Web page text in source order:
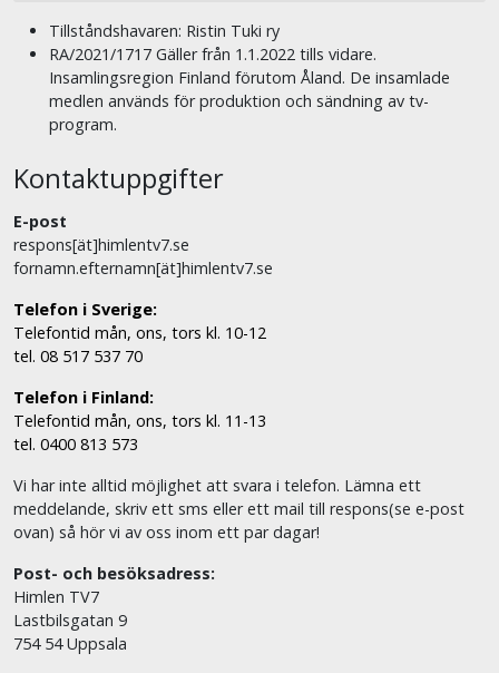
Tillståndshavaren: Ristin Tuki ry
RA/2021/1717 Gäller från 1.1.2022 tills vidare.
Insamlingsregion Finland förutom Åland. De insamlade
medlen används för produktion och sändning av tv-
program.
Kontaktuppgifter
E-post
respons[ät]himlentv7.se
fornamn.efternamn[ät]himlentv7.se
Telefon i Sverige:
Telefontid mån, ons, tors kl. 10-12
tel. 08 517 537 70
Telefon i Finland:
Telefontid mån, ons, tors kl. 11-13
tel. 0400 813 573
Vi har inte alltid möjlighet att svara i telefon. Lämna ett
meddelande, skriv ett sms eller ett mail till respons(se e-post
ovan) så hör vi av oss inom ett par dagar!
Post- och besöksadress:
Himlen TV7
Lastbilsgatan 9
754 54 Uppsala